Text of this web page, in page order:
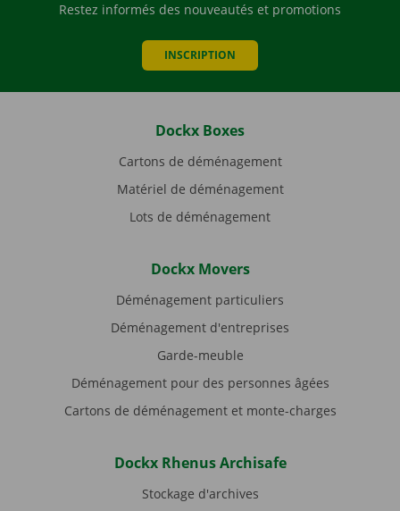
Restez informés des nouveautés et promotions
INSCRIPTION
Dockx Boxes
Cartons de déménagement
Matériel de déménagement
Lots de déménagement
Dockx Movers
Déménagement particuliers
Déménagement d'entreprises
Garde-meuble
Déménagement pour des personnes âgées
Cartons de déménagement et monte-charges
Dockx Rhenus Archisafe
Stockage d'archives